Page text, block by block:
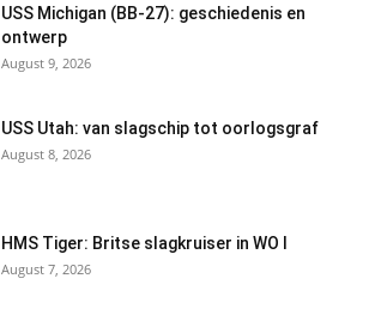
USS Michigan (BB-27): geschiedenis en
ontwerp
August 9, 2026
USS Utah: van slagschip tot oorlogsgraf
August 8, 2026
HMS Tiger: Britse slagkruiser in WO I
August 7, 2026